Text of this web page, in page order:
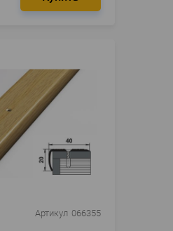
Артикул 066355